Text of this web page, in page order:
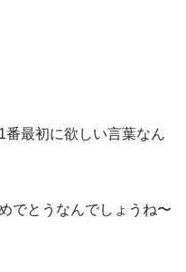
番最初に欲しい言葉なん
でとうなんでしょうね〜